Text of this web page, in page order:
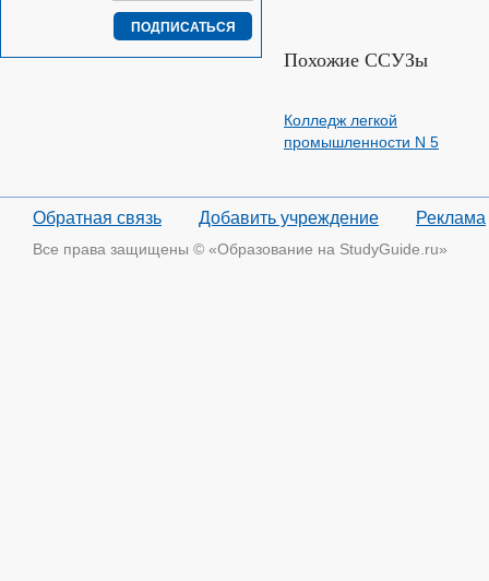
Похожие ССУЗы
Колледж легкой
промышленности N 5
Обратная связь Добавить учреждение Реклама
Все права защищены © «Образование на StudyGuide.ru»